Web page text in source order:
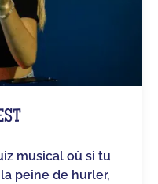
musical où si tu
peine de hurler,